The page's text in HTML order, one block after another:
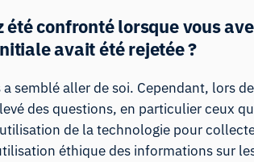
confronté lorsque vous
avait été rejetée ?
semblé aller de soi. Cependant, lors
des questions, en particulier ceux
de la technologie pour
éthique des informations sur